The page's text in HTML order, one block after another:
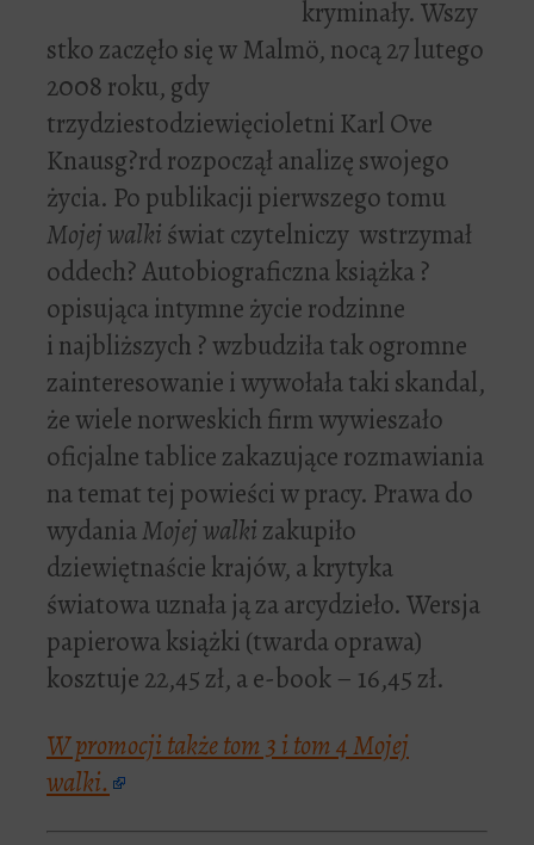
kryminały.Wszy
stko zaczęło się w Malmö, nocą 27 lutego
2008 roku, gdy
trzydziestodziewięcioletni Karl Ove
Knausg?rd rozpoczął analizę swojego
życia. Po publikacji pierwszego tomu
Mojej walkiświat czytelniczy wstrzymał
oddech? Autobiograficzna książka ?
opisująca intymne życie rodzinne
i najbliższych ? wzbudziła tak ogromne
zainteresowanie i wywołała taki skandal,
że wiele norweskich firm wywieszało
oficjalne tablice zakazujące rozmawiania
na temat tej powieści w pracy. Prawa do
wydaniaMojej walkizakupiło
dziewiętnaście krajów, a krytyka
światowa uznała ją za arcydzieło. Wersja
papierowa książki (twarda oprawa)
kosztuje 22,45 zł, a e-book – 16,45 zł.
W promocji także tom 3 i tom 4Mojej
walki.